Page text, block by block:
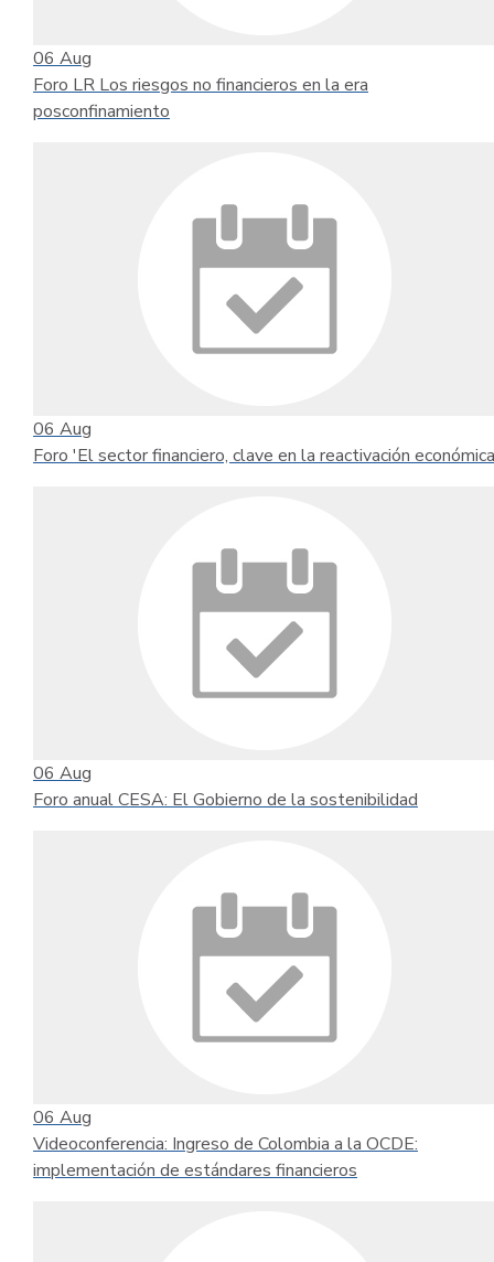
06 Aug
Foro LR Los riesgos no financieros en la era
posconfinamiento
06 Aug
Foro 'El sector financiero, clave en la reactivación
06 Aug
Foro anual CESA: El Gobierno de la sostenibilidad
06 Aug
Videoconferencia: Ingreso de Colombia a la OCDE:
implementación de estándares financieros